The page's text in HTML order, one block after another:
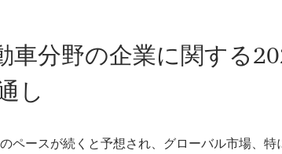
車分野の企業に関する
し
ペースが続くと予想され、グローバル市場、特